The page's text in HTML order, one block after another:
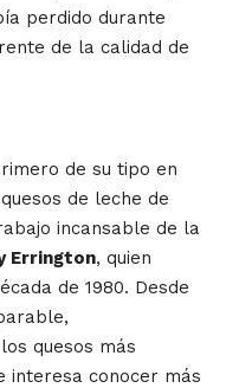
perdido durante
de la calidad de
de su tipo en
de leche de
incansable de la
Errington, quien
de 1980. Desde
quesos más
interesa conocer más